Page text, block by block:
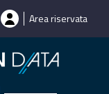
Area riservata